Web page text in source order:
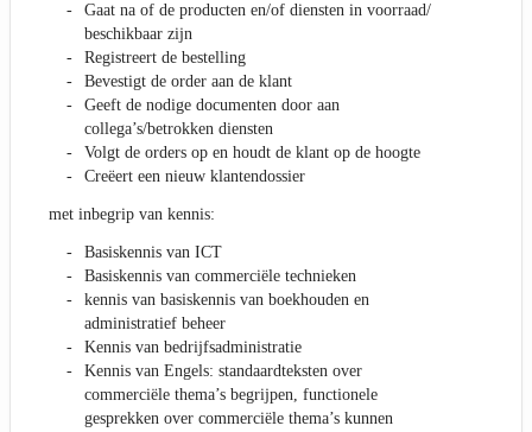
Gaat na of de producten en/of diensten in voorraad/
beschikbaar zijn
Registreert de bestelling
Bevestigt de order aan de klant
Geeft de nodige documenten door aan
collega’s/betrokken diensten
Volgt de orders op en houdt de klant op de hoogte
Creëert een nieuw klantendossier
met inbegrip van kennis:
Basiskennis van ICT
Basiskennis van commerciële technieken
kennis van basiskennis van boekhouden en
administratief beheer
Kennis van bedrijfsadministratie
Kennis van Engels: standaardteksten over
commerciële thema’s begrijpen, functionele
gesprekken over commerciële thema’s kunnen